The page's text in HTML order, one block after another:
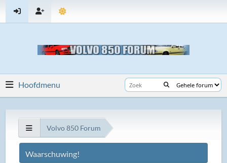
Hoofdmenu
Volvo 850 Forum
Waarschuwing!